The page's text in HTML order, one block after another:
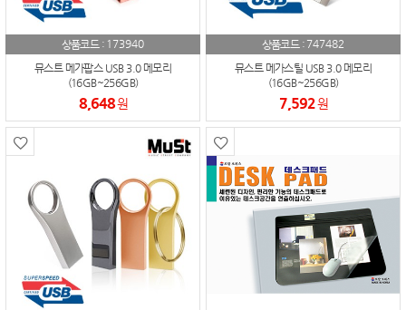
상품코드 : 173940
뮤스트 메가팝스 USB 3.0 메모리
(16GB~256GB)
8,648원
상품코드 : 747482
뮤스트 메가스틸 USB 3.0 메모리
(16GB~256GB)
7,592원